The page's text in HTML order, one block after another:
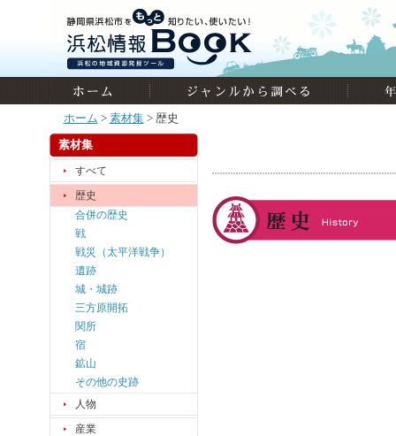
ホーム > 素材集> 歴史
素材集
すべて
歴史
合併の歴史
戦
戦災（太平洋戦争）
遺跡
城・城跡
三方原開拓
関所
宿
鉱山
その他の史跡
人物
産業